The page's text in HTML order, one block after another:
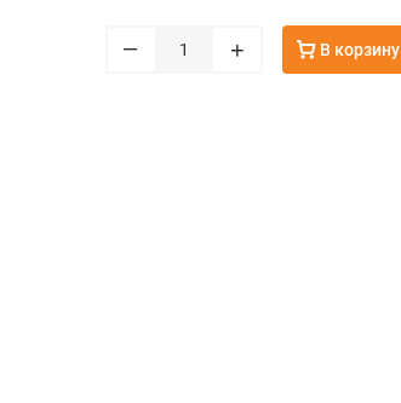
– + В корзину